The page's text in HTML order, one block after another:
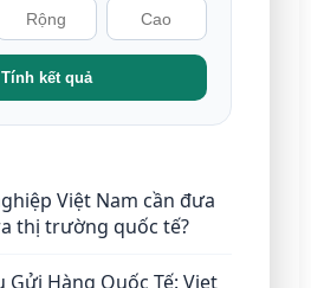
Tính kết quả
Việt Nam cần đưa
thị trường quốc tế?
Gửi Hàng Quốc Tế: Viet